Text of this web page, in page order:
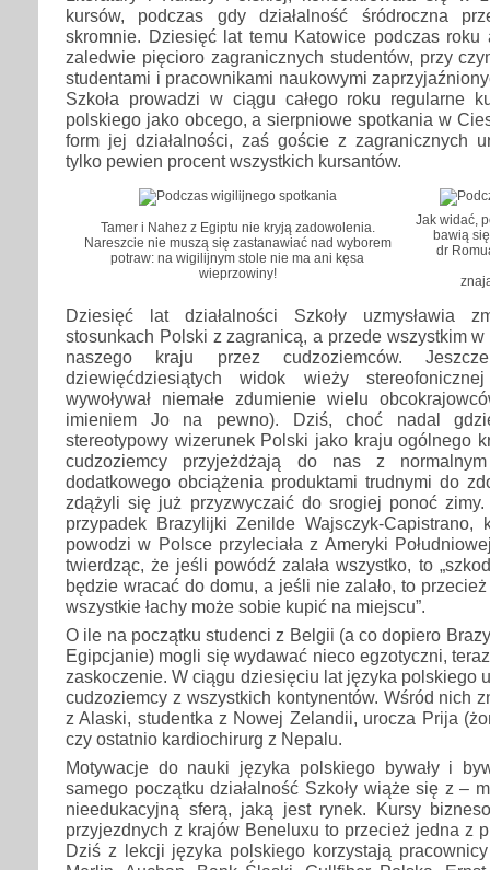
kursów, podczas gdy działalność śródroczna
skromnie. Dziesięć lat temu Katowice podczas roku
zaledwie pięcioro zagranicznych studentów, przy
studentami i pracownikami naukowymi
Szkoła prowadzi w ciągu całego roku regularne
polskiego jako obcego, a sierpniowe spotkania w
form jej działalności, zaś goście z zagranicznych
tylko pewien procent wszystkich kursantów.
Tamer i Nahez z Egiptu nie kryją zadowolenia.
Nareszcie nie muszą się zastanawiać nad wyborem
potraw: na wigilijnym stole nie ma ani kęsa
wieprzowiny!
Jak widać,
bawią
dr
Dziesięć lat działalności Szkoły uzmysławia
stosunkach Polski z zagranicą, a przede wszystkim
naszego kraju przez cudzoziemców.
dziewięćdziesiątych widok wieży
wywoływał niemałe zdumienie wielu
imieniem Jo na pewno). Dziś, choć nadal
stereotypowy wizerunek Polski jako kraju ogólnego
cudzoziemcy przyjeżdżają do nas z
dodatkowego obciążenia produktami trudnymi do
zdążyli się już przyzwyczaić do srogiej ponoć zimy.
przypadek Brazylijki Zenilde Wajsczyk-Capistrano,
powodzi w Polsce przyleciała z Ameryki
twierdząc, że jeśli powódź zalała wszystko, to
będzie wracać do domu, a jeśli nie zalało, to
wszystkie łachy może sobie kupić na miejscu”.
O ile na początku studenci z Belgii (a co dopiero
Egipcjanie) mogli się wydawać nieco egzotyczni,
zaskoczenie. W ciągu dziesięciu lat języka polskiego
cudzoziemcy z wszystkich kontynentów. Wśród nich
z Alaski, studentka z Nowej Zelandii, urocza Prija
czy ostatnio kardiochirurg z Nepalu.
Motywacje do nauki języka polskiego bywały i
samego początku działalność Szkoły wiąże się z –
nieedukacyjną sferą, jaką jest rynek. Kursy
przyjezdnych z krajów Beneluxu to przecież jedna z
Dziś z lekcji języka polskiego korzystają